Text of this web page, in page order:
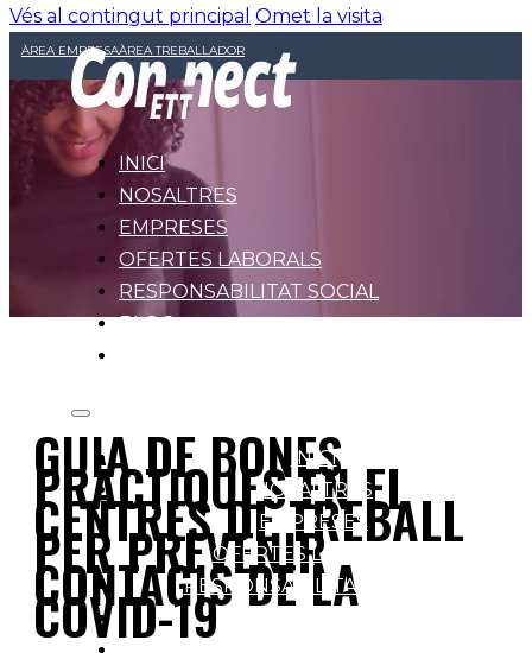
Vés al contingut principal Omet la visita
ÀREA EMPRESAÀREA TREBALLADOR
INICI
NOSALTRES
EMPRESES
OFERTES LABORALS
RESPONSABILITAT SOCIAL
BLOG
INICI
NOSALTRES
EMPRESES
OFERTES LABORALS
RESPONSABILITAT SOCIAL
GUIA DE BONES
PRÀCTIQUES EN EL
CENTRES DE TREBALL
PER PREVENIR
CONTAGIS DE LA
COVID-19